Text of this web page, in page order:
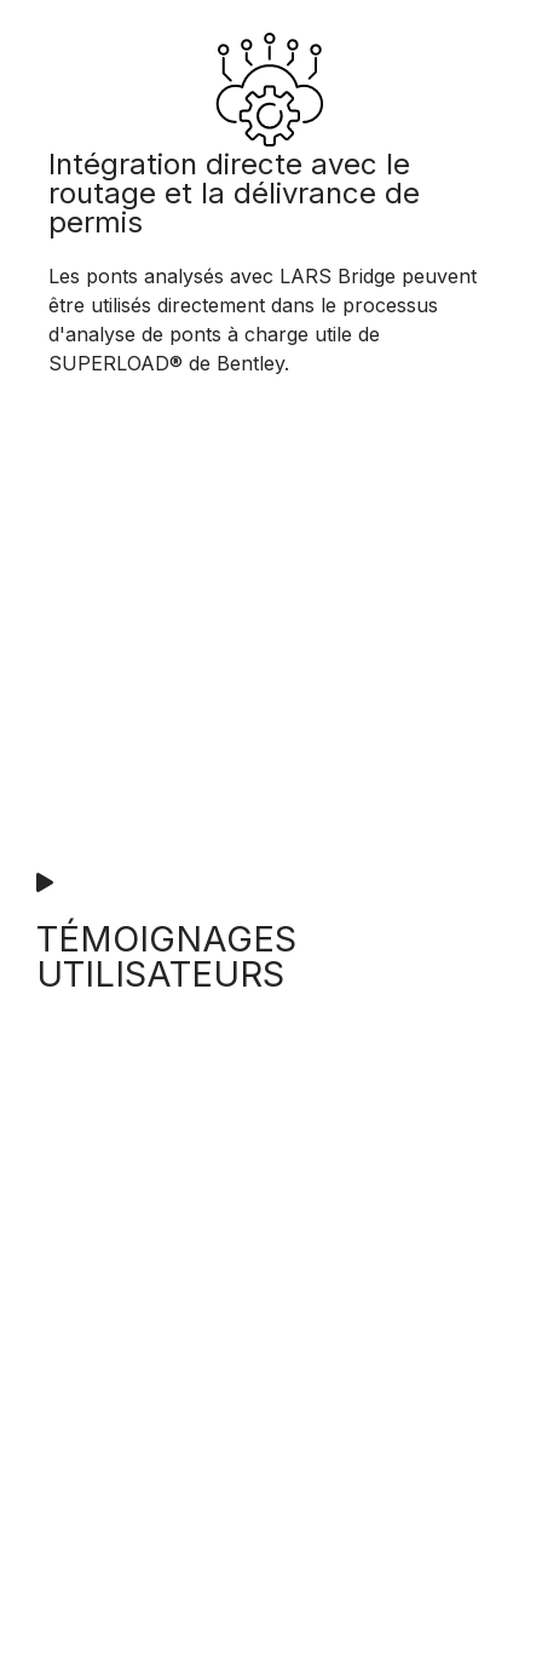
Intégration directe avec le
routage et la délivrance de
permis
Les ponts analysés avec LARS Bridge peuvent
être utilisés directement dans le processus
d'analyse de ponts à charge utile de
SUPERLOAD® de Bentley.
TÉMOIGNAGES
UTILISATEURS